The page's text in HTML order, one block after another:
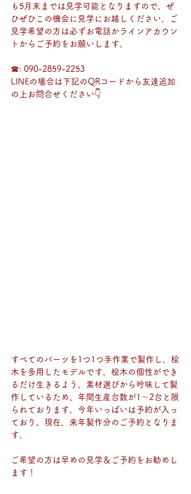
も5月末までは見学可能となりますので、ぜ
ひぜひこの機会に見学にお越しください。ご
見学希望の方は必ずお電話かラインアカウン
トからご予約をお願いします。
☎: 090-2859-2253
LINEの場合は下記のQRコードから友達追加
の上お問合せください👇
すべてのパーツを1つ1つ手作業で製作し、桧
木を多用したモデルです。桧木の個性ができ
るだけ生きるよう、素材選びから吟味して製
作しているため、年間生産台数が1～2台と限
られております。今年いっぱいは予約が入っ
ており、現在、来年製作分のご予約となりま
す。
ご希望の方は早めの見学＆ご予約をお勧めし
ます！